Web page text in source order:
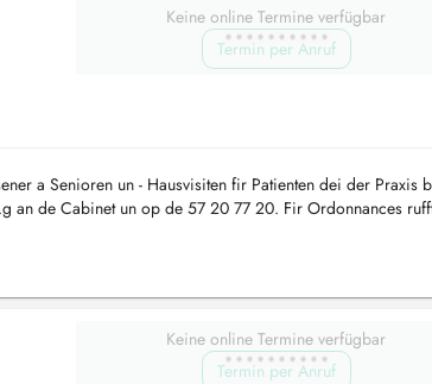
Keine online Termine verfügbar
Termin per Anruf
a Senioren un - Hausvisiten fir Patienten dei der Praxis
an de Cabinet un op de 57 20 77 20. Fir Ordonnances
Keine online Termine verfügbar
Termin per Anruf